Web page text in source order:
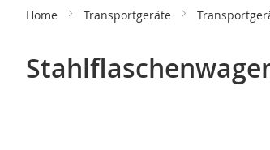
Home Transportgeräte